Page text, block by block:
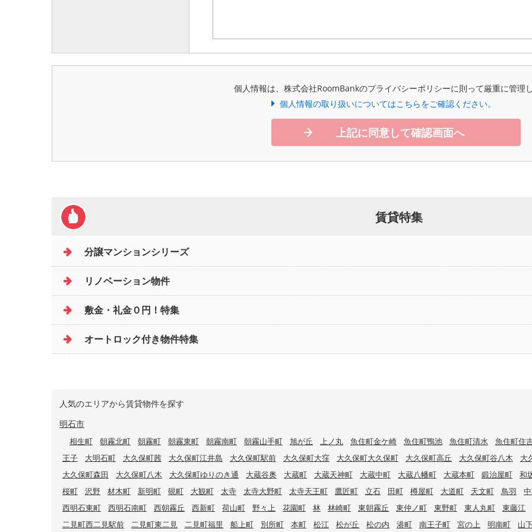
個人情報は、株式会社RoomBankのプライバシーポリシーに則って厳重に管理
個人情報の取り扱いについてはこちらをご確認ください。
上記に同意して確認画面へ
賃貸特集
分譲マンションシリーズ
リノベーション物件
敷金・礼金０円！特集
オートロック付き物件特集
人気のエリアから賃貸物件を探す
明石市
相生町 朝霧北町 朝霧町 朝霧東町 朝霧南町 朝霧山手町 旭が丘 上ノ丸 魚住町金ケ崎 魚住町鴨池 魚住町清水
魚住町住
王子
大明石町 大久保町茜 大久保町江井島 大久保町駅前 大久保町大窪 大久保町大久保町 大久保町高丘 大久保町谷八木
大
大久保町森田
大久保町八木 大久保町ゆりのき通 大蔵谷奥 大蔵町 大蔵天神町 大蔵中町 大蔵八幡町 大蔵本町 鍛治屋町
和
桜町
沢野 材木町 新明町 硯町 大観町 太寺 太寺大野町 太寺天王町 鷹匠町 立石 田町 樽屋町 大道町 天文町 鳥羽
西明石東町
西明石南町 西朝霧丘 西新町 荷山町 野々上 花園町 林 林崎町 東朝霧丘 東仲ノ町 東野町 東人丸町
東藤江
二見町西二見駅前
二見町東二見 二見町福里 船上町 別所町 本町 松江 松が丘 松の内 港町 南王子町 宮の上 明南町 山